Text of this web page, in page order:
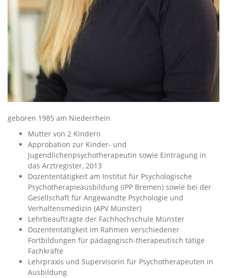
geboren 1985 am Niederrhein
Mutter von 2 Kindern
Approbation zur Kinder- und
Jugendlichenpsychotherapeutin sowie Eintragung in
das Arztregister, 2013
Dozententätigkeit am Institut für Psychologische
Psychotherapieausbildung (IPP Bremen) sowie bei der
Gesellschaft für Angewandte Psychologie und
Verhaltensmedizin (APV Münster)
Lehrbeauftragte der Fachhochschule Münster
Dozententätigkeit im Rahmen verschiedener
Fortbildungen für pädagogisch-therapeutisch tätige
Fachkräfte
Lehrpraxis und Supervisorin für Psychotherapeuten in
Ausbildung